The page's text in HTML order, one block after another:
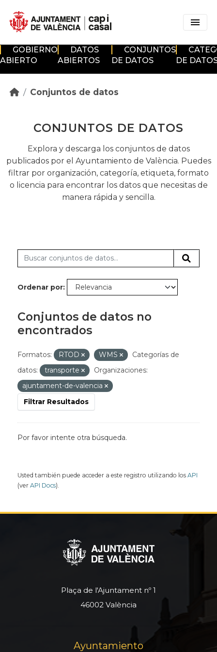
GOBIERNO
ABIERTO
DATOS
ABIERTOS
CONJUNTOS
DE DATOS
DE
Conjuntos de datos
CONJUNTOS DE DATOS
Explora y descarga los conjuntos de datos
publicados por el Ayuntamiento de València. Puedes
filtrar por organización, categoría, etiqueta, formato
o licencia para encontrar los datos que necesitas de
manera rápida y sencilla.
Ordenar por
Conjuntos de datos no
encontrados
Formatos: RTOD WMS
Categorías de
datos:
transporte
Organizaciones:
ajuntament-de-valencia
Filtrar Resultados
Por favor intente otra búsqueda.
Usted también puede acceder a este registro utilizando los API
(ver API Docs).
Plaça de l'Ajuntament nº 1
46002 València
Ayuntamiento